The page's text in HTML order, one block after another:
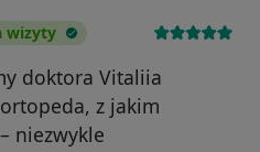
wizyty
doktora Vitaliia
z jakim
niezwykle